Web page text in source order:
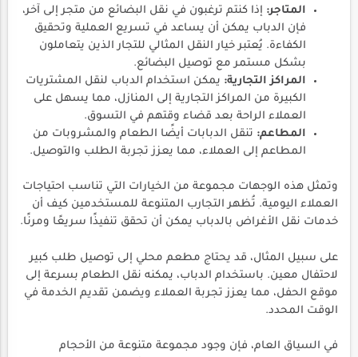
المتاجر: إذا كنتم ترغبون في نقل البضائع من متجر إلى آخر،
فإن الدباب يمكن أن يساعد في تسريع العملية وتحقيق
الكفاءة. يُعتبر خيار النقل المثالي للتجار الذين يتعاملون
بشكل مستمر مع توصيل البضائع.
المراكز التجارية: يمكن استخدام الدباب لنقل المشتريات
الكبيرة من المراكز التجارية إلى المنازل، مما يسهل على
العملاء الراحة بعد قضاء وقتهم في التسوق.
المطاعم: تنقل الدبابات أيضًا الطعام والمشروبات من
المطاعم إلى العملاء، مما يعزز تجربة الطلب والتوصيل.
وتمثل هذه الوجهات مجموعة من الخيارات التي تناسب احتياجات
العملاء اليومية. تُظهر التجارب المتنوعة للمستخدمين كيف أن
خدمات نقل الأغراض بالدباب يمكن أن تحقق تنفيذًا سريعًا ومرنًا.
على سبيل المثال، قد يحتاج مطعم محلي إلى توصيل طلب كبير
لاحتفال معين. باستخدام الدباب، يمكنه نقل الطعام بسرعة إلى
موقع الحفل، مما يعزز تجربة العملاء ويضمن تقديم الخدمة في
الوقت المحدد.
في السياق العام، فإن وجود مجموعة متنوعة من الأحجام